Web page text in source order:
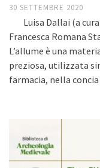
30 SETTEMBRE 2020
Luisa Dallai (a cura
Francesca Romana
L’allume è una
preziosa, utilizzata
farmacia, nella